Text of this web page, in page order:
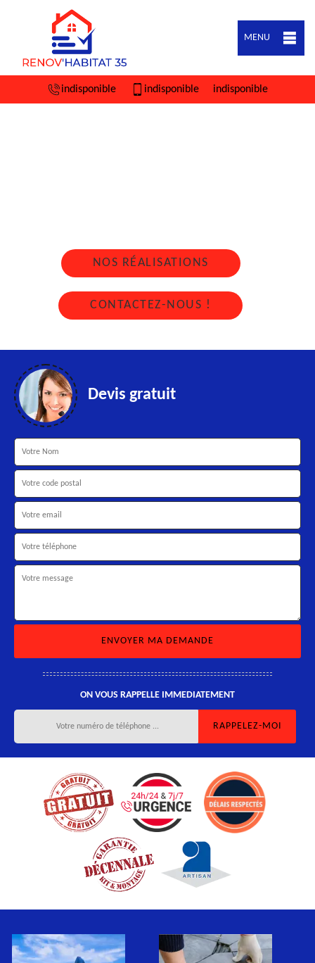
MENU
indisponible indisponible indisponible
NOS RÉALISATIONS
CONTACTEZ-NOUS !
Devis gratuit
ON VOUS RAPPELLE IMMEDIATEMENT